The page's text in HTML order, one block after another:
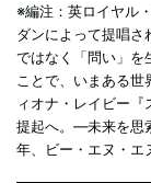
※編注：英ロイヤル
ダンによって提唱さ
ではなく「問い」を
ことで、いまある
ィオナ・レイビー
提起へ。—未来を思
年、ビー・エヌ・エ